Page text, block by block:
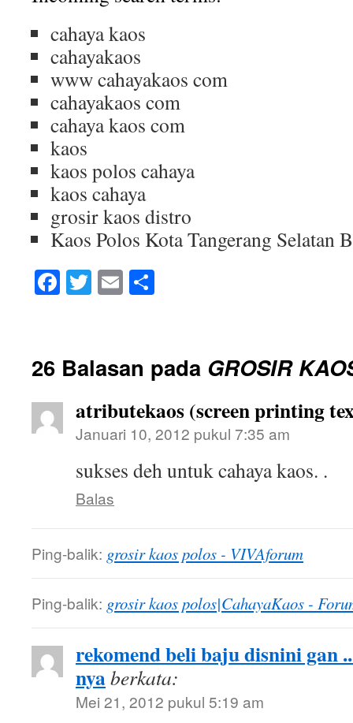
cahaya kaos
cahayakaos
www cahayakaos com
cahayakaos com
cahaya kaos com
kaos
kaos polos cahaya
kaos cahaya
grosir kaos distro
Kaos Polos Kota Tangerang Selatan
Facebook
Twitter
Email
26 Balasan pada GROSIR
atributekaos (screen printing
Januari 10, 2012 pukul 7:35 am
sukses deh untuk cahaya kaos. .
Balas
Ping-balik: grosir kaos polos - VIVAforum
Ping-balik: grosir kaos polos|CahayaKaos -
rekomend beli baju disnini gan
nyaberkata:
Mei 21, 2012 pukul 5:19 am